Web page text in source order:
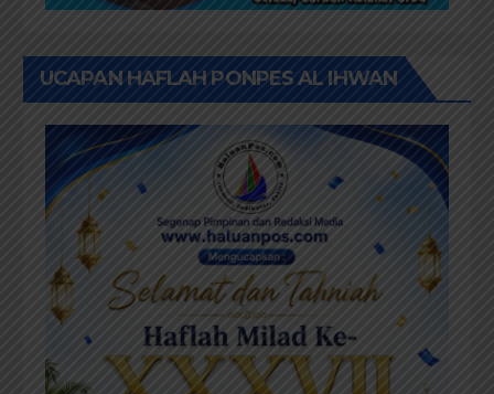
UCAPAN HAFLAH PONPES AL IHWAN